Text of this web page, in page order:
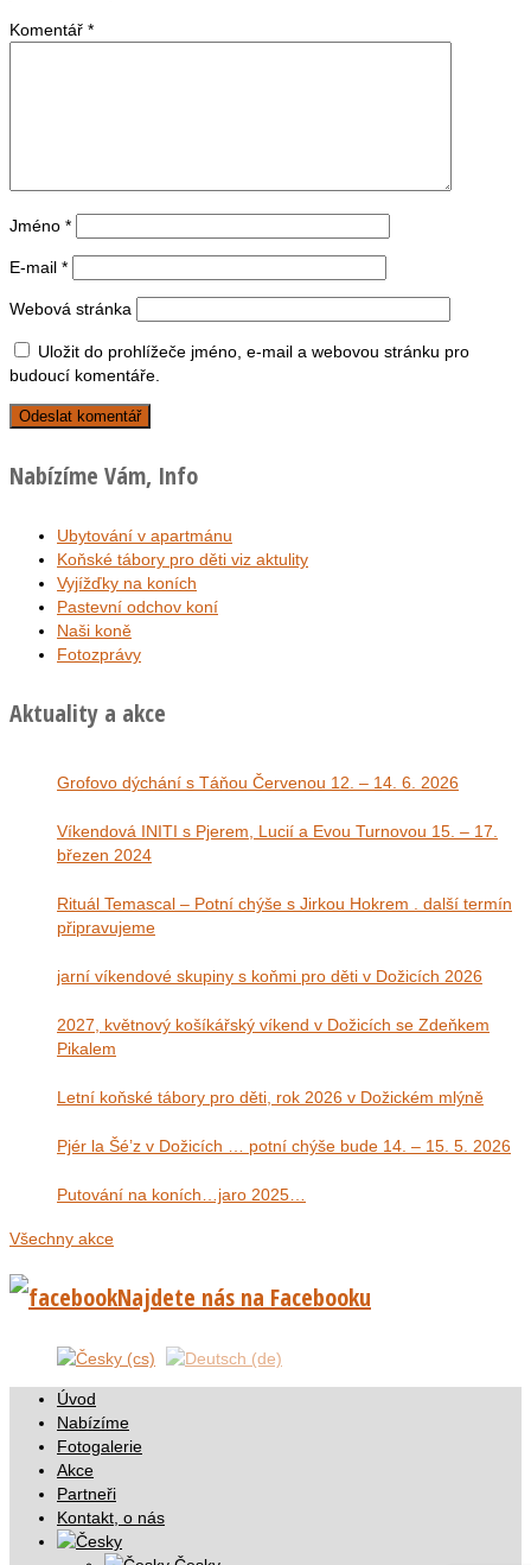
Komentář *
Jméno *
E-mail *
Webová stránka
Uložit do prohlížeče jméno, e-mail a webovou stránku pro
budoucí komentáře.
Nabízíme Vám, Info
Ubytování v apartmánu
Koňské tábory pro děti viz aktulity
Vyjížďky na koních
Pastevní odchov koní
Naši koně
Fotozprávy
Aktuality a akce
Grofovo dýchání s Táňou Červenou 12. – 14. 6. 2026
Víkendová INITI s Pjerem, Lucií a Evou Turnovou 15. – 17.
březen 2024
Rituál Temascal – Potní chýše s Jirkou Hokrem . další termín
připravujeme
jarní víkendové skupiny s koňmi pro děti v Dožicích 2026
2027, květnový košíkářský víkend v Dožicích se Zdeňkem
Pikalem
Letní koňské tábory pro děti, rok 2026 v Dožickém mlýně
Pjér la Šé’z v Dožicích … potní chýše bude 14. – 15. 5. 2026
Putování na koních…jaro 2025…
Všechny akce
Najdete nás na Facebooku
Úvod
Nabízíme
Fotogalerie
Akce
Partneři
Kontakt, o nás